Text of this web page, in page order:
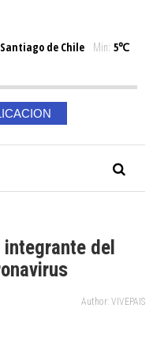
Santiago de Chile Min: 5℃
del
Author: VIVEPAIS